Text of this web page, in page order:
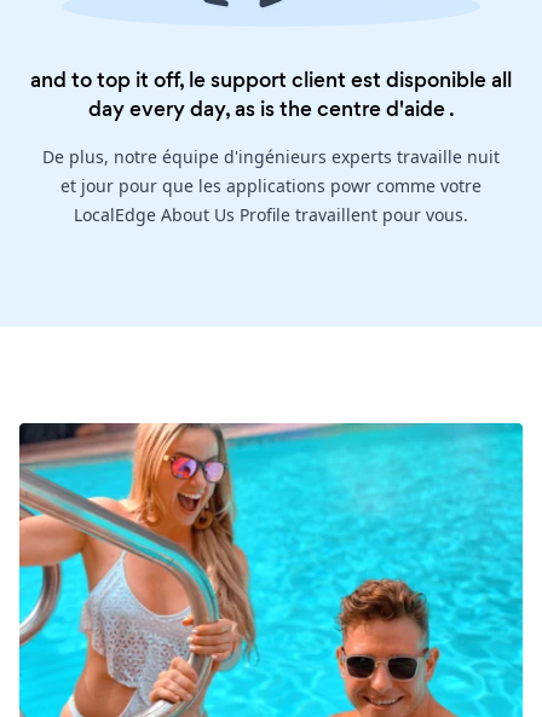
and to top it off, le support client est disponible all
day every day, as is thecentre d'aide.
De plus, notre équipe d'ingénieurs experts travaille nuit
et jour pour que les applications powr comme votre
LocalEdge About Us Profile travaillent pour vous.